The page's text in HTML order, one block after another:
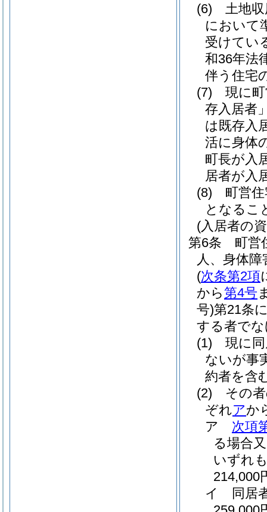
(6)
土地
において
受けてい
和36年法
伴う住宅
(7)
現に
存入居者
は既存入
活に身体
町長が入
居者が入
(8)
町営
となるこ
(入居者の
第6条
町営
人、身体
(次条第2項
から第4号
号)第21条
する者で
(1)
現に
ないが事
約者を含
(2)
その
ぞれアか
ア
次項
る場合
いずれ
214,000
イ
同居